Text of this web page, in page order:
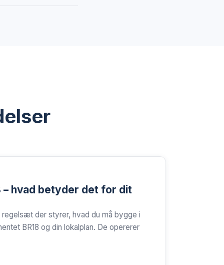
– hvad betyder det for dit
der styrer, hvad du må bygge i
BR18 og din lokalplan. De opererer